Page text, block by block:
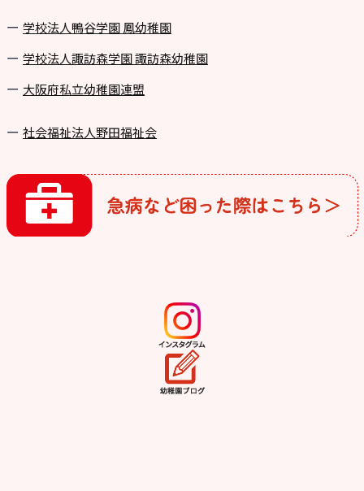
学校法⼈鴨⾕学園 鳳幼稚園
学校法⼈諏訪森学園 諏訪森幼稚園
⼤阪府私⽴幼稚園連盟
社会福祉法人野田福祉会